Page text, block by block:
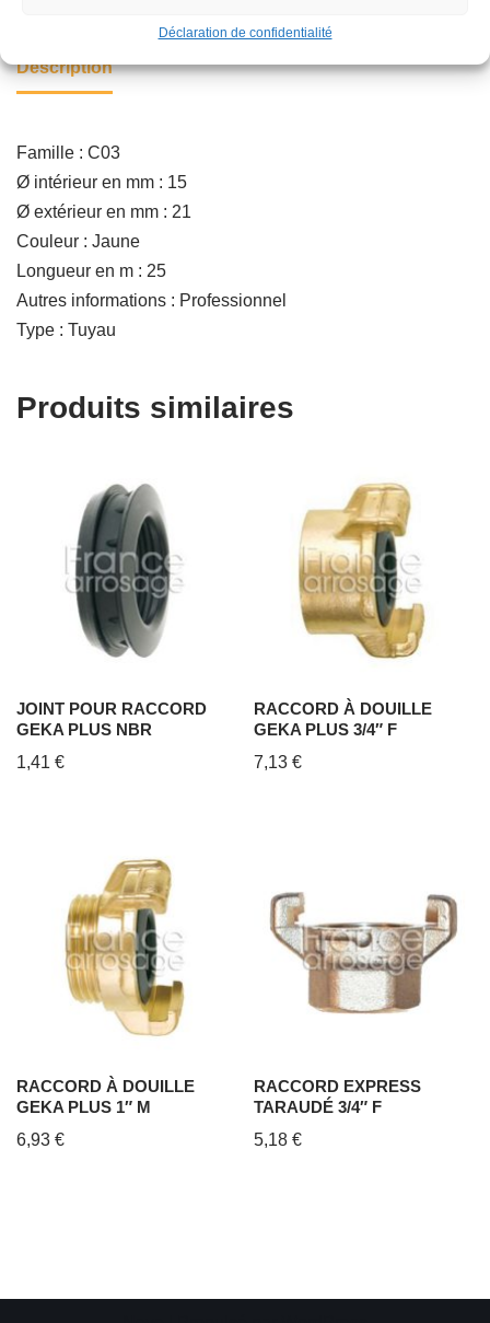
Déclaration de confidentialité
Description
Famille : C03
Ø intérieur en mm : 15
Ø extérieur en mm : 21
Couleur : Jaune
Longueur en m : 25
Autres informations : Professionnel
Type : Tuyau
Produits similaires
JOINT POUR RACCORD
GEKA PLUS NBR
1,41 €
RACCORD À DOUILLE
GEKA PLUS 3/4″ F
7,13€
RACCORD À DOUILLE
GEKA PLUS 1″ M
6,93 €
RACCORD EXPRESS
TARAUDÉ 3/4″ F
5,18€